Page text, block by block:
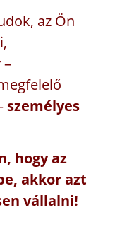
az Ön
személyes
hogy az
akkor azt
vállalni!